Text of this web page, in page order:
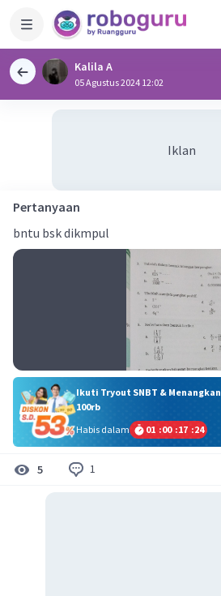
Kalila A
05 Agustus 2024 12:02
Iklan
Pertanyaan
bntu bsk dikmpul
Ikuti Tryout SNBT &
100rb
Habis dalam
01 :00 :17 :24
5 1